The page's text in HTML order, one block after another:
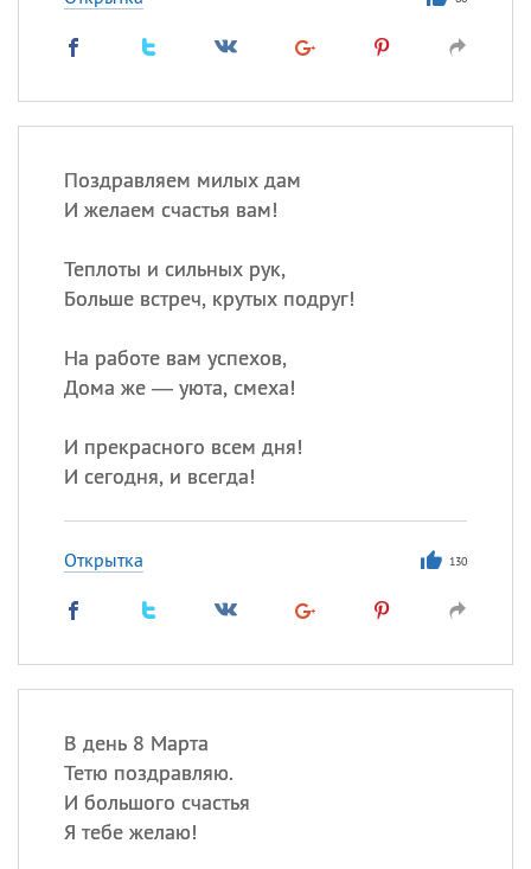
Поздравляем милых дам
И желаем счастья вам!
Теплоты и сильных рук,
Больше встреч, крутых подруг!
На работе вам успехов,
Дома же — уюта, смеха!
И прекрасного всем дня!
И сегодня, и всегда!
Открытка 130
В день 8 Марта
Тетю поздравляю.
И большого счастья
Я тебе желаю!
Анатолий
Кристина
Посмотреть значение
происхождение